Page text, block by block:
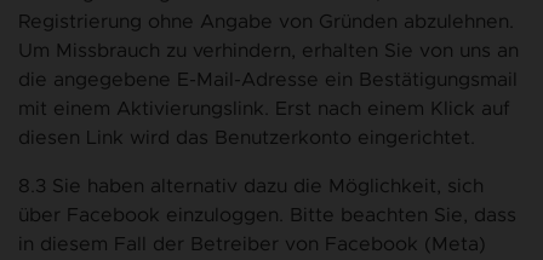
Registrierung ohne Angabe von Gründen abzulehnen.
Um Missbrauch zu verhindern, erhalten Sie von uns an
die angegebene E-Mail-Adresse ein Bestätigungsmail
mit einem Aktivierungslink. Erst nach einem Klick auf
diesen Link wird das Benutzerkonto eingerichtet.
8.3 Sie haben alternativ dazu die Möglichkeit, sich
über Facebook einzuloggen. Bitte beachten Sie, dass
in diesem Fall der Betreiber von Facebook (Meta)